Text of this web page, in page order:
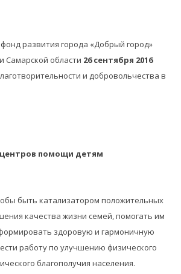
развития города «Добрый город»
Самарской области 26 сентября 2016
и добровольчества в
помощи детям
быть катализатором положительных
качества жизни семей, помогать им
здоровую и гармоничную
работу по улучшению физического
благополучия населения.